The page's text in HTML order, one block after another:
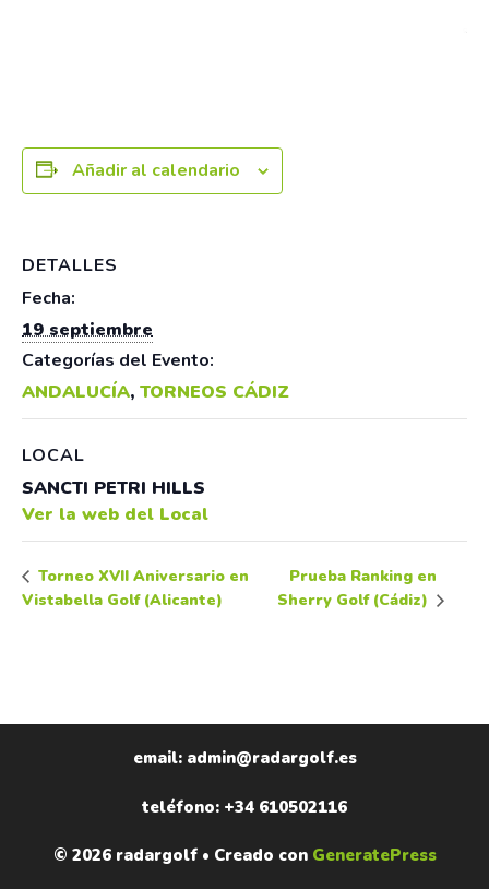
Añadir al calendario
DETALLES
Fecha:
19 septiembre
Categorías del Evento:
ANDALUCÍA, TORNEOS CÁDIZ
LOCAL
SANCTI PETRI HILLS
Ver la web del Local
Torneo XVII Aniversario en
Vistabella Golf (Alicante)
Prueba Ranking en
Sherry Golf (Cádiz)
email: admin@radargolf.es
teléfono: +34 610502116
© 2026 radargolf• Creado con GeneratePress